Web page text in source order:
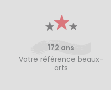
172 ans
Votre référence beaux-
arts